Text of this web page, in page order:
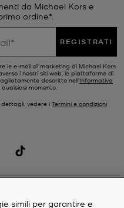
da Michael Kors e
ordine*.
REGISTRATI
le e-mail di marketing di Michael Kors
i nostri siti web, le piattaforme di
descritto nell’Informativa
momento.
dettagli, vedere i Termini e condizioni
simili per garantire e